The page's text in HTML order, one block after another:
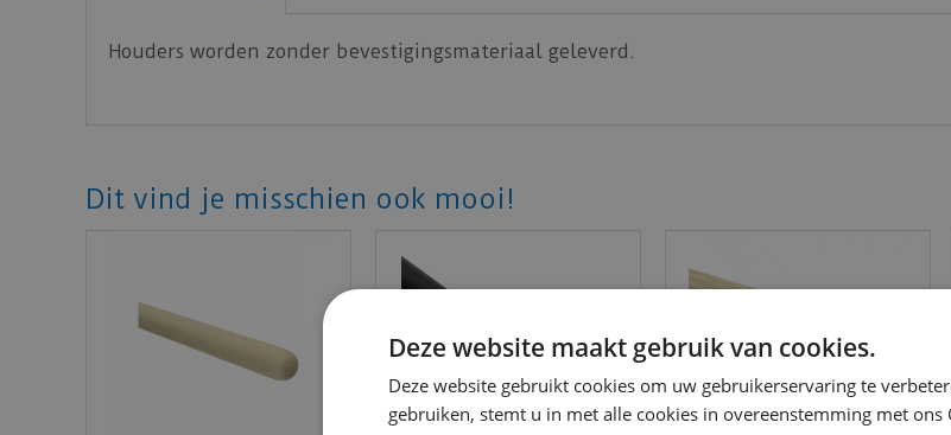
Houders worden zonder bevestigingsmateriaal geleverd.
Dit vind je misschien ook mooi!
Deze website maakt gebruik van cookies.
Deze website gebruikt cookies om uw gebruikerservaring te
gebruiken, stemt u in met alle cookies in overeenstemming met ons